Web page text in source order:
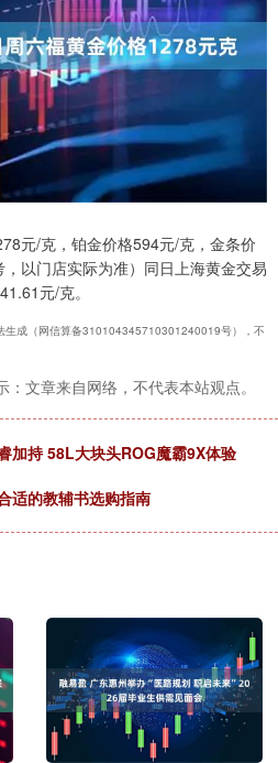
元/克，铂金价格594元/克，金条价
以门店实际为准）同日上海黄金交易
元/克。
生成（网信算备310104345710301240019号），不
：文章来自网络，不代表本站观点。
加持 58L大块头ROG魔霸9X体验
适的教辅书选购指南